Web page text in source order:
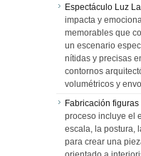
Espectáculo Luz
impacta y
memorables que
un escenario
nítidas y precisas
contornos
volumétricos y
Fabricación
proceso incluye el
escala, la postura,
para crear una